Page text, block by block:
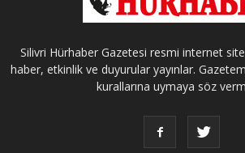
Silivri Hürhaber Gazetesi resmi internet
haber, etkinlik ve duyurular yayınlar.
kurallarına uymaya söz